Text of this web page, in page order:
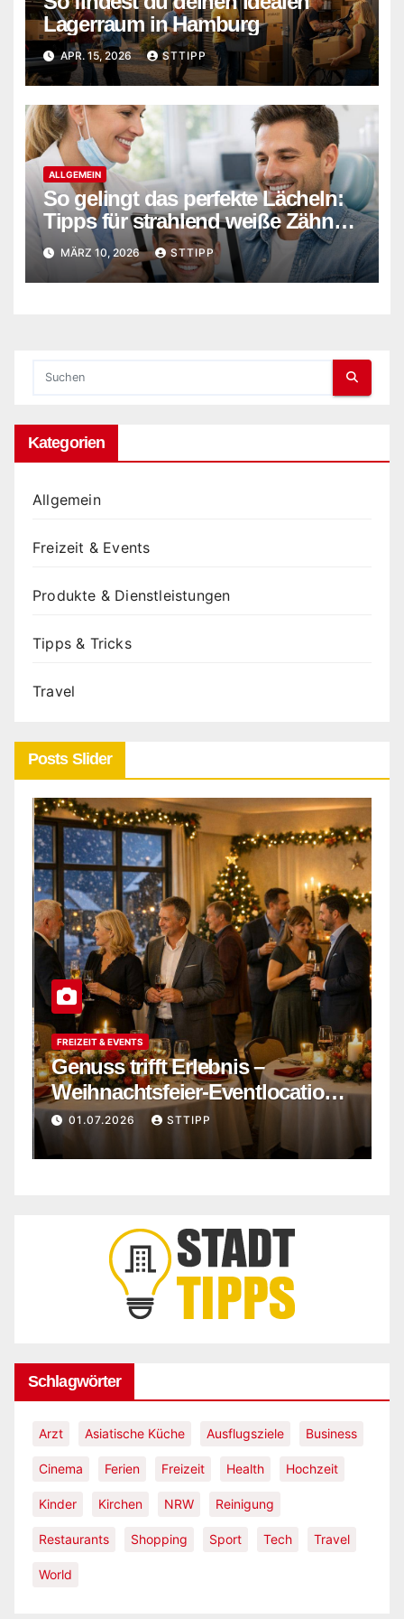
Lagerraum in Hamburg
APR. 15, 2026 STTIPP
ALLGEMEIN
So gelingt das perfekte Lächeln:
Tipps für strahlend weiße Zähne
und gepflegte Ästhetik
MÄRZ 10, 2026 STTIPP
Kategorien
Allgemein
Freizeit & Events
Produkte & Dienstleistungen
Tipps & Tricks
Travel
Posts Slider
FREIZEIT & EVENTS
Genuss trifft Erlebnis –
Weihnachtsfeier-Eventlocation
in Flensburg buchen
01.07.2026 STTIPP
Schlagwörter
Arzt Asiatische Küche Ausflugsziele Business
Cinema Ferien Freizeit Health Hochzeit
Kinder Kirchen NRW Reinigung
Restaurants Shopping Sport Tech Travel
World